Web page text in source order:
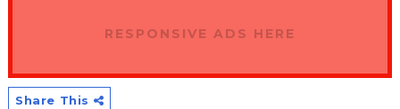
RESPONSIVE ADS HERE
Share This